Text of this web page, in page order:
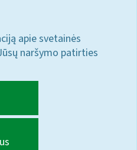
apie svetainės
naršymo patirties